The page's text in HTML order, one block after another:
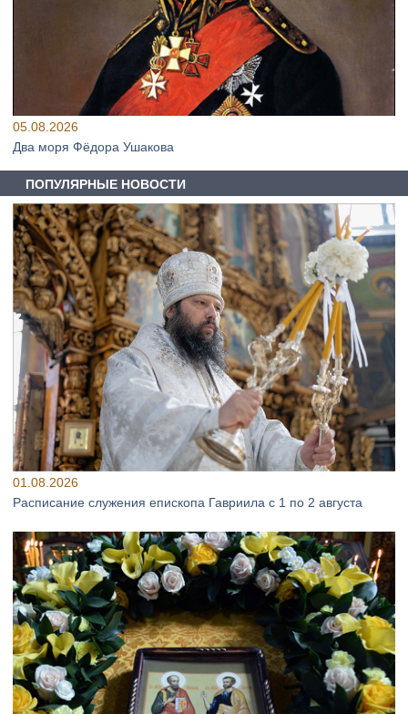
05.08.2026
Два моря Фёдора Ушакова
ПОПУЛЯРНЫЕ НОВОСТИ
01.08.2026
Расписание служения епископа Гавриила с 1 по 2 августа